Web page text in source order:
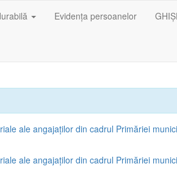
Evidența persoanelor
ale angajaților din cadrul Primăriei
ale angajaților din cadrul Primăriei